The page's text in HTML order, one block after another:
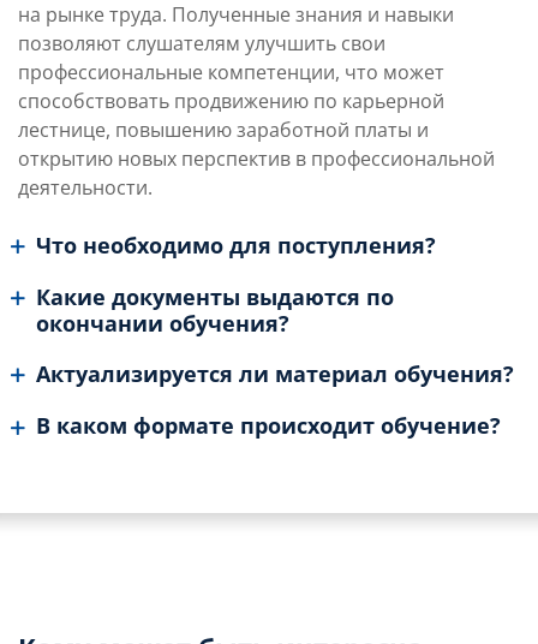
на рынке труда. Полученные знания и навыки
позволяют слушателям улучшить свои
профессиональные компетенции, что может
способствовать продвижению по карьерной
лестнице, повышению заработной платы и
открытию новых перспектив в профессиональной
деятельности.
Что необходимо для поступления?
Какие документы выдаются по
окончании обучения?
Актуализируется ли материал обучения?
В каком формате происходит обучение?